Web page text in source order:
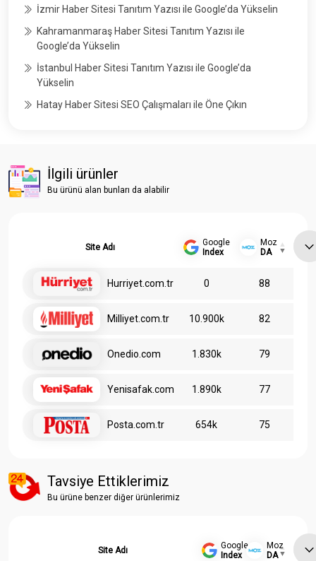
İzmir Haber Sitesi Tanıtım Yazısı ile Google’da Yükselin
Kahramanmaraş Haber Sitesi Tanıtım Yazısı ile
Google’da Yükselin
İstanbul Haber Sitesi Tanıtım Yazısı ile Google’da
Yükselin
Hatay Haber Sitesi SEO Çalışmaları ile Öne Çıkın
İlgili ürünler
Bu ürünü alan bunları da alabilir
Site Adı
Google
Index
Moz
DA
Hurriyet.com.tr 0 88
Milliyet.com.tr 10.900k 82
Onedio.com 1.830k 79
Yenisafak.com 1.890k 77
Posta.com.tr 654k 75
Tavsiye Ettiklerimiz
Bu ürüne benzer diğer ürünlerimiz
Site Adı
Google
Index
Moz
DA